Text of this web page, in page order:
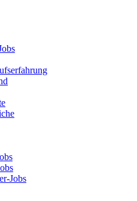
Jobs